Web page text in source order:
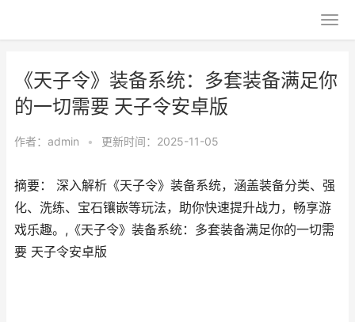
《天子令》装备系统：多套装备满足你
的一切需要 天子令安卓版
作者： admin • 更新时间：2025-11-05
摘要： 深入解析《天子令》装备系统，涵盖装备分类、强
化、洗练、宝石镶嵌等玩法，助你快速提升战力，畅享游
戏乐趣。,《天子令》装备系统：多套装备满足你的一切需
要 天子令安卓版